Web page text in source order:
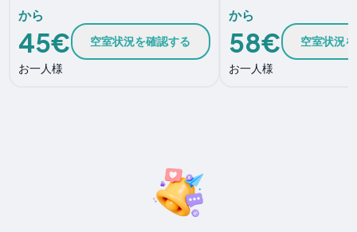
から
45€
お一人様
空室状況を確認する
から
58€
お一人様
空室状況